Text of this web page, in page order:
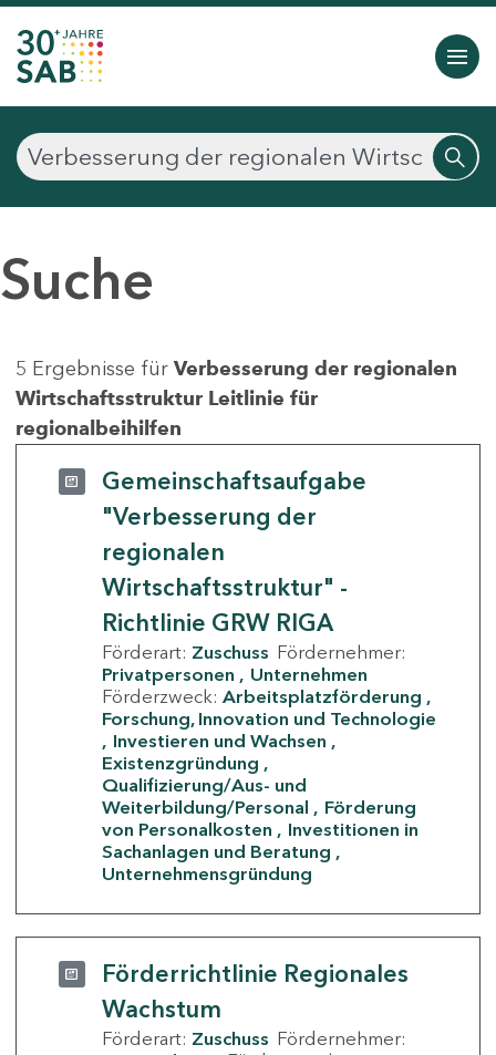
Suche
5 Ergebnisse für Verbesserung der regionalen
Wirtschaftsstruktur Leitlinie für
regionalbeihilfen
Gemeinschaftsaufgabe
"Verbesserung der
regionalen
Wirtschaftsstruktur" -
Richtlinie GRW RIGA
Förderart: Zuschuss Fördernehmer:
Privatpersonen
Unternehmen
Förderzweck: Arbeitsplatzförderung
Forschung, Innovation und Technologie
Investieren und Wachsen
Existenzgründung
Qualifizierung/Aus- und
Weiterbildung/Personal
Förderung
von Personalkosten
Investitionen in
Sachanlagen und Beratung
Unternehmensgründung
Förderrichtlinie Regionales
Wachstum
Förderart: Zuschuss Fördernehmer: